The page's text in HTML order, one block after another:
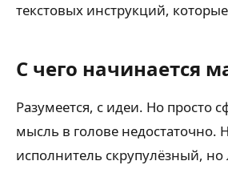
текстовых инструкций,
С чего начинается
Разумеется, с идеи. Но просто
мысль в голове недостаточно.
исполнитель скрупулёзный,